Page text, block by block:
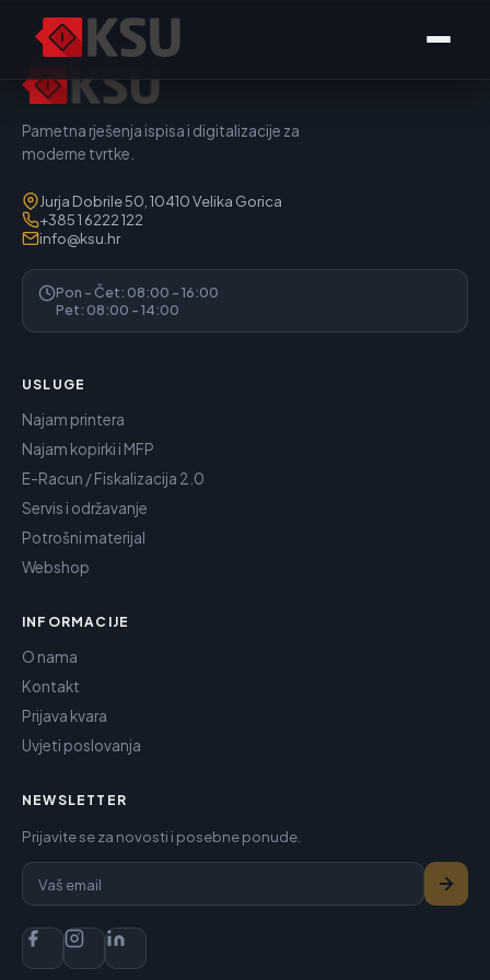
Pametna rješenja ispisa i digitalizacije za
moderne tvrtke.
Jurja Dobrile 50, 10410 Velika Gorica
+385 1 6222 122
info@ksu.hr
Pon - Čet: 08:00 - 16:00
Pet: 08:00 - 14:00
USLUGE
Najam printera
Najam kopirki i MFP
E-Racun / Fiskalizacija 2.0
Servis i održavanje
Potrošni materijal
Webshop
INFORMACIJE
O nama
Kontakt
Prijava kvara
Uvjeti poslovanja
NEWSLETTER
Prijavite se za novosti i posebne ponude.